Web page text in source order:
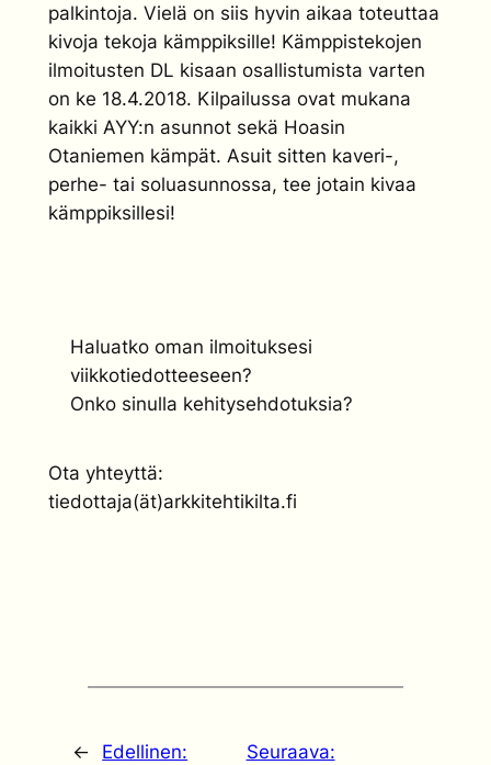
palkintoja. Vielä on siis hyvin aikaa toteuttaa
kivoja tekoja kämppiksille! Kämppistekojen
ilmoitusten DL kisaan osallistumista varten
on ke 18.4.2018. Kilpailussa ovat mukana
kaikki AYY:n asunnot sekä Hoasin
Otaniemen kämpät. Asuit sitten kaveri-,
perhe- tai soluasunnossa, tee jotain kivaa
kämppiksillesi!
Haluatko oman ilmoituksesi
viikkotiedotteeseen?
Onko sinulla kehitysehdotuksia?
Ota yhteyttä:
tiedottaja(ät)arkkitehtikilta.fi
←
Edellinen:
Seuraava: